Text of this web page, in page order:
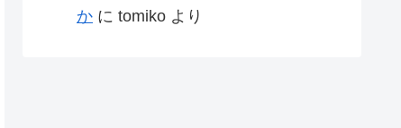
か に tomiko より